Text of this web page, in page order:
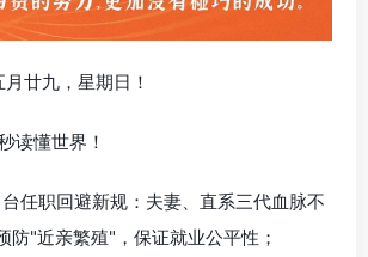
廿九，星期日！
读懂世界！
任职回避新规：夫妻、直系三代血脉不
防"近亲繁殖"，保证就业公平性；